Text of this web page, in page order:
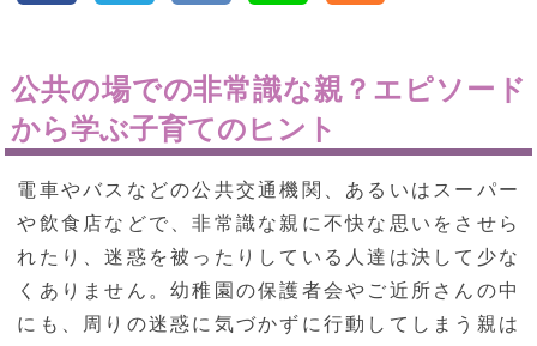
公共の場での非常識な親？エピソード
から学ぶ子育てのヒント
電車やバスなどの公共交通機関、あるいはスーパー
や飲食店などで、非常識な親に不快な思いをさせら
れたり、迷惑を被ったりしている人達は決して少な
くありません。幼稚園の保護者会やご近所さんの中
にも、周りの迷惑に気づかずに行動してしまう親は